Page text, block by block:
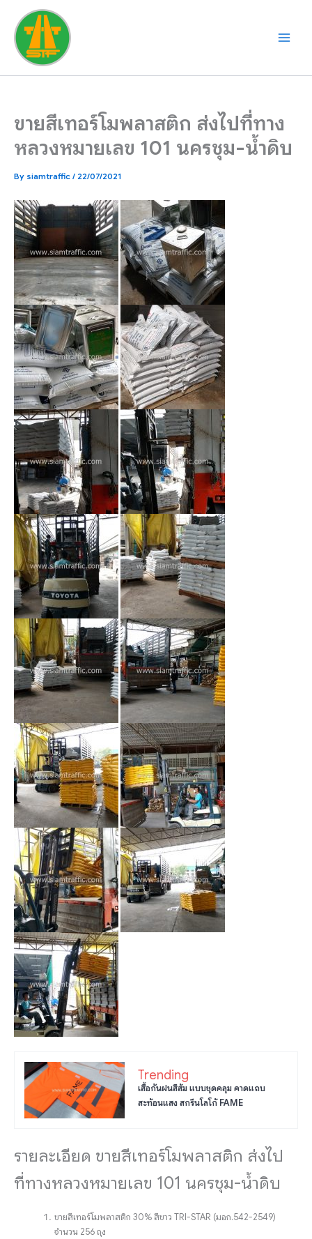
content
ขายสีเทอร์โมพลาสติก ส่งไปที่ทาง
หลวงหมายเลข 101 นครชุม-น้ำดิบ
By siamtraffic / 22/07/2021
Trending
เสื้อกันฝนสีส้ม แบบชุดคลุม คาดแถบ
สะท้อนแสง สกรีนโลโก้ FAME
รายละเอียด ขายสีเทอร์โมพลาสติก ส่งไป
ที่ทางหลวงหมายเลข 101 นครชุม-น้ำดิบ
ขายสีเทอร์โมพลาสติก 30% สีขาว TRI-STAR (มอก.542-2549)
จำนวน 256 ถุง